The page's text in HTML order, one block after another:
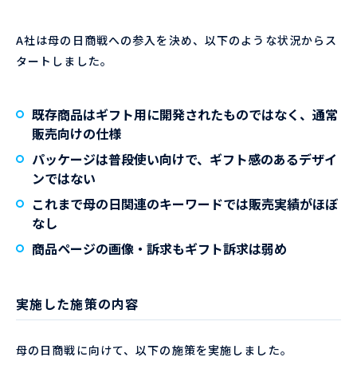
A社は母の日商戦への参入を決め、以下のような状況からス
タートしました。
既存商品はギフト用に開発されたものではなく、通常
販売向けの仕様
パッケージは普段使い向けで、ギフト感のあるデザイ
ンではない
これまで母の日関連のキーワードでは販売実績がほぼ
なし
商品ページの画像・訴求もギフト訴求は弱め
実施した施策の内容
母の日商戦に向けて、以下の施策を実施しました。